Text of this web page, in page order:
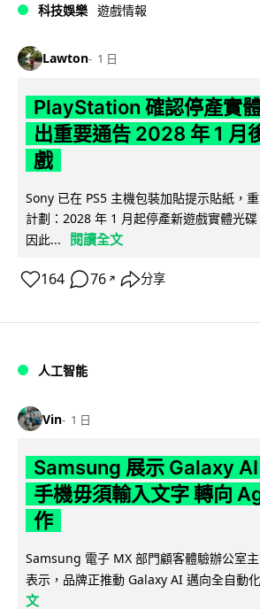
科技娛樂 遊戲情報
Lawton 1 日
PlayStation 確認停產實
出重要通告 2028 年 1 月
戲
Sony 已在 PS5 主機包裝加貼提示貼紙，
計劃：2028 年 1 月起停產新遊戲實體光
因此...
閱讀全文
164 76 ↗ 分享
人工智能
Vin 1 日
Samsung 展示 Galaxy
手機毋須輸入文字 轉向
作
Samsung 電子 MX 部門顧客體驗辦公室
表示，品牌正推動 Galaxy AI 邁向全自動
文